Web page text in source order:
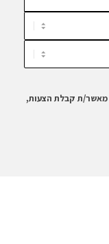
מאשר/ת קבלת הצעות,